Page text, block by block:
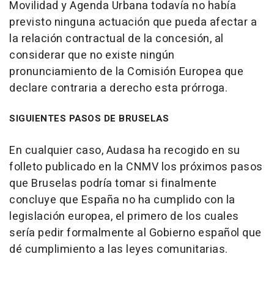
Movilidad y Agenda Urbana todavía no había
previsto ninguna actuación que pueda afectar a
la relación contractual de la concesión, al
considerar que no existe ningún
pronunciamiento de la Comisión Europea que
declare contraria a derecho esta prórroga.
SIGUIENTES PASOS DE BRUSELAS
En cualquier caso, Audasa ha recogido en su
folleto publicado en la CNMV los próximos pasos
que Bruselas podría tomar si finalmente
concluye que España no ha cumplido con la
legislación europea, el primero de los cuales
sería pedir formalmente al Gobierno español que
dé cumplimiento a las leyes comunitarias.